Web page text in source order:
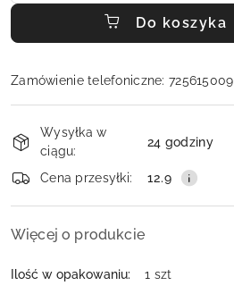
Do koszyka
Zamówienie telefoniczne: 725615009
i
dostawa
Wysyłka w
ciągu:
24 godziny
Cena przesyłki: 12.9
Więcej o produkcie
Ilość w opakowaniu: 1 szt